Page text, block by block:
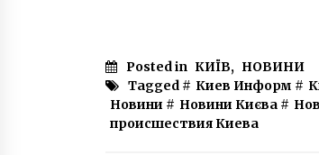
Posted in КИЇВ, НОВИНИ
Tagged # Киев Информ #
Новини # Новини Києва #
происшествия Киева